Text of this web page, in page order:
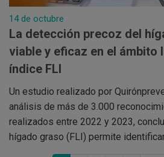
14 de octubre
La detección precoz del
viable y eficaz en el ámbito
índice FLI
Un estudio realizado por
análisis de más de 3.000
realizados entre 2022 y 2023,
hígado graso (FLI) permite identificar